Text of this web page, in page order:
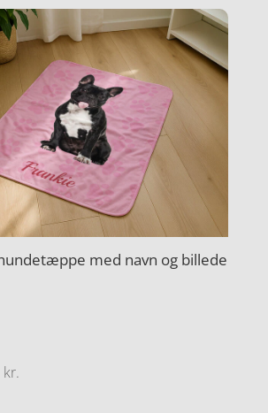
med navn og billede
kr.